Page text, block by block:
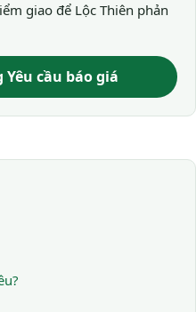
giao để Lộc Thiên phản
cầu báo giá